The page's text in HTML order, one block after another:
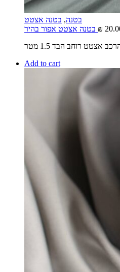
בטנה, בטנה אצטט
₪
אצטט רוחב הבד 1.5 מטר
Add to cart